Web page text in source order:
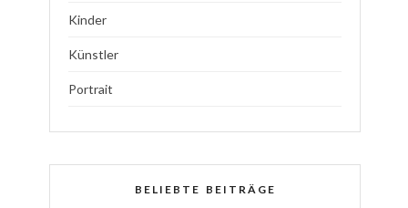
Kinder
Künstler
Portrait
BELIEBTE BEITRÄGE